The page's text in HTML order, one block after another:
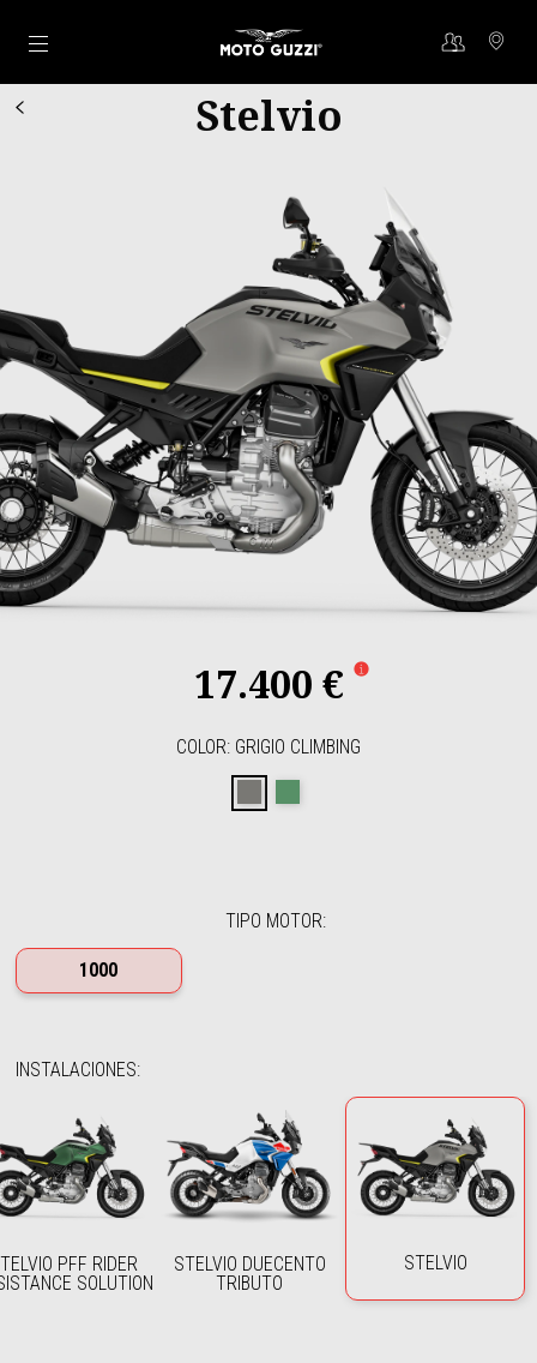
Ir al contenido principal
Stelvio
17.400 €
COLOR: GRIGIO CLIMBING
TIPO MOTOR:
1000
INSTALACIONES:
PFF RIDER
SOLUTION
STELVIO DUECENTO
TRIBUTO
STELVIO